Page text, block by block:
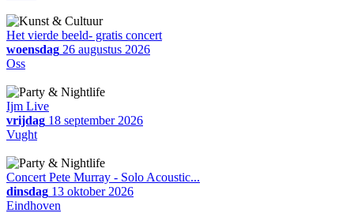
Het vierde beeld- gratis concert
woensdag 26 augustus 2026
Oss
Ijm Live
vrijdag 18 september 2026
Vught
Concert Pete Murray - Solo Acoustic...
dinsdag 13 oktober 2026
Eindhoven